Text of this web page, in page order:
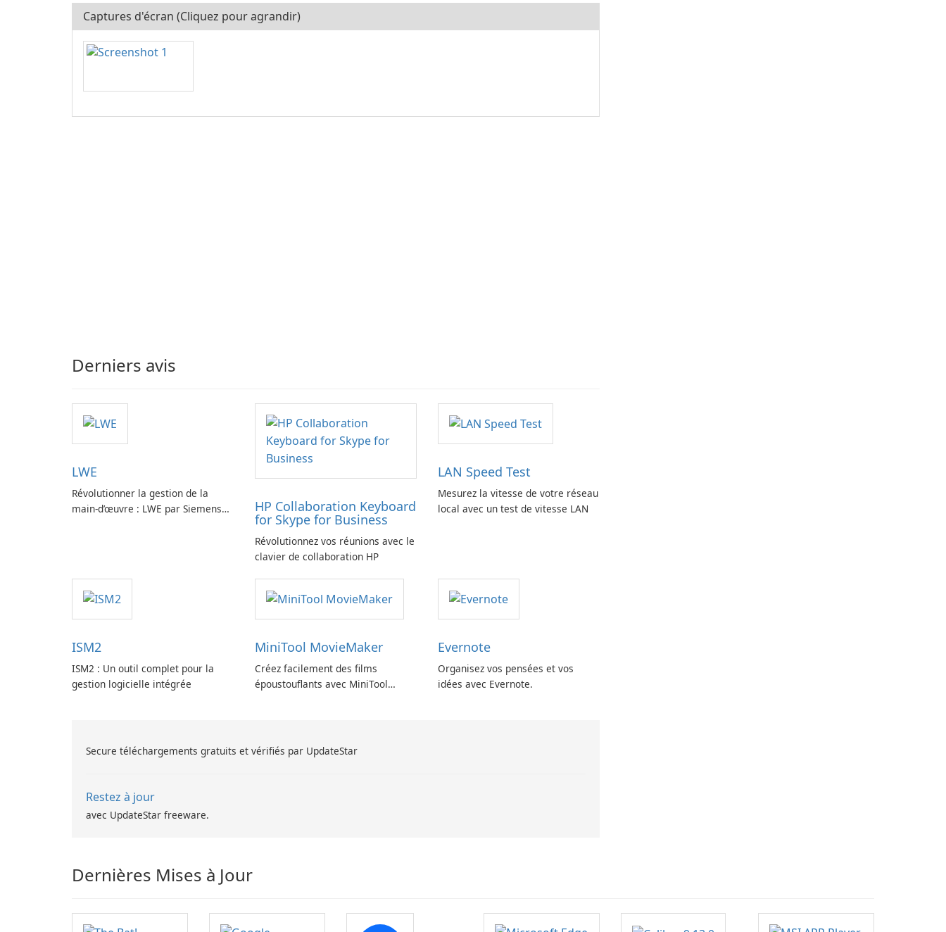
Captures d'écran (Cliquez pour agrandir)
Derniers avis
LWE
Révolutionner la gestion de la
main-d’œuvre : LWE par Siemens
HP Collaboration Keyboard
for Skype for Business
Révolutionnez vos réunions avec le
clavier de collaboration HP
LAN Speed Test
Mesurez la vitesse de votre réseau
local avec un test de vitesse LAN
ISM2
ISM2 : Un outil complet pour la
gestion logicielle intégrée
MiniTool MovieMaker
Créez facilement des films
époustouflants avec MiniTool
Evernote
Organisez vos pensées et vos
idées avec Evernote.
Secure téléchargements gratuits et vérifiés par UpdateStar
Restez à jour
avec UpdateStar freeware.
Dernières Mises à Jour